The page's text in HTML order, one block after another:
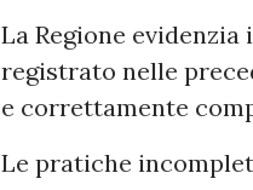
La Regione
registrato nelle
e correttamente
Le pratiche